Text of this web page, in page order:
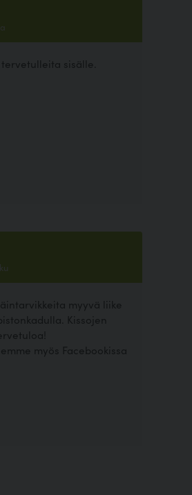
sisälle.
myyvä liike
Kissojen
myös Facebookissa